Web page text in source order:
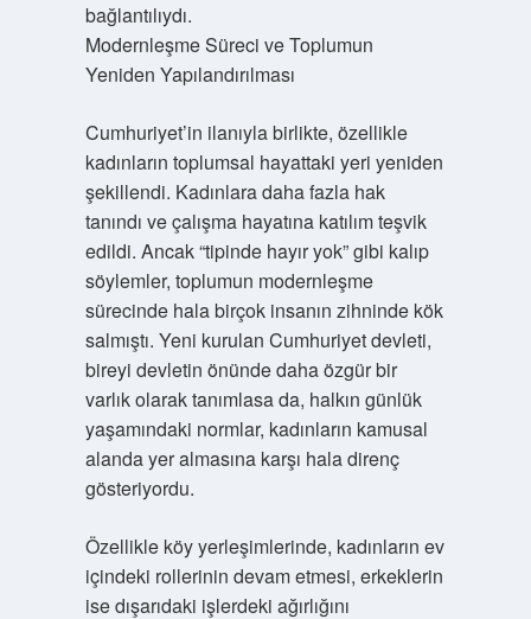
bağlantılıydı.
Modernleşme Süreci ve Toplumun
Yeniden Yapılandırılması
Cumhuriyet’in ilanıyla birlikte, özellikle
kadınların toplumsal hayattaki yeri yeniden
şekillendi. Kadınlara daha fazla hak
tanındı ve çalışma hayatına katılım teşvik
edildi. Ancak “tipinde hayır yok” gibi kalıp
söylemler, toplumun modernleşme
sürecinde hala birçok insanın zihninde kök
salmıştı. Yeni kurulan Cumhuriyet devleti,
bireyi devletin önünde daha özgür bir
varlık olarak tanımlasa da, halkın günlük
yaşamındaki normlar, kadınların kamusal
alanda yer almasına karşı hala direnç
gösteriyordu.
Özellikle köy yerleşimlerinde, kadınların ev
içindeki rollerinin devam etmesi, erkeklerin
ise dışarıdaki işlerdeki ağırlığını